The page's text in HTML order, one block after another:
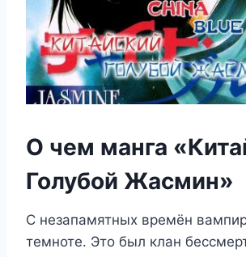
О чем манга
Голубой Жасмин»
С незапамятных времён
темноте. Это был клан